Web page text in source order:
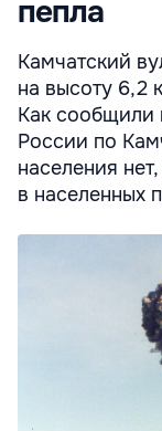
пепла
Камчатский
на высоту 6,2
Как сообщили
России по
населения
в населенных